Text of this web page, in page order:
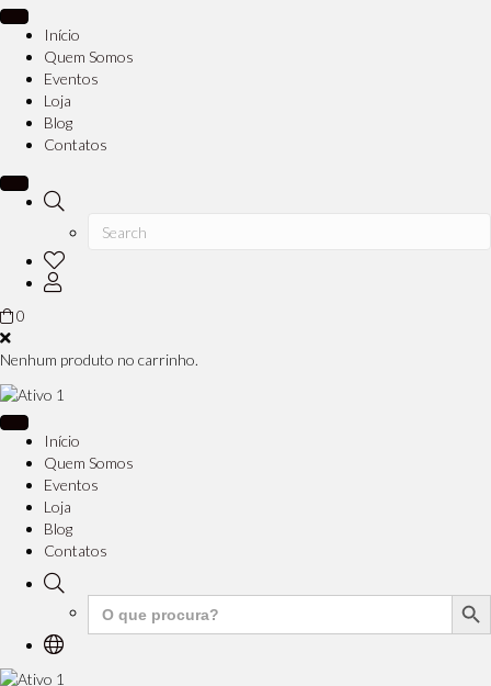
Início
Quem Somos
Eventos
Loja
Blog
Contatos
0
Nenhum produto no carrinho.
Início
Quem Somos
Eventos
Loja
Blog
Contatos
Search
for:
Search